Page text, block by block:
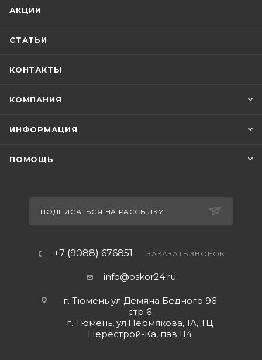
открытия и закрытия воды.
АКЦИИ
СТАТЬИ
КОНТАКТЫ
КОМПАНИЯ
ИНФОРМАЦИЯ
ПОМОЩЬ
ПОДПИСАТЬСЯ НА РАССЫЛКУ
+7 (9088) 676851 ЗАКАЗАТЬ ЗВОНОК
info@oskor24.ru
г. Тюмень ул Демяна Бедного 96
стр 6
г. Тюмень, ул.Пермякова, 1А, ТЦ
Перестрой-Ка, пав.114